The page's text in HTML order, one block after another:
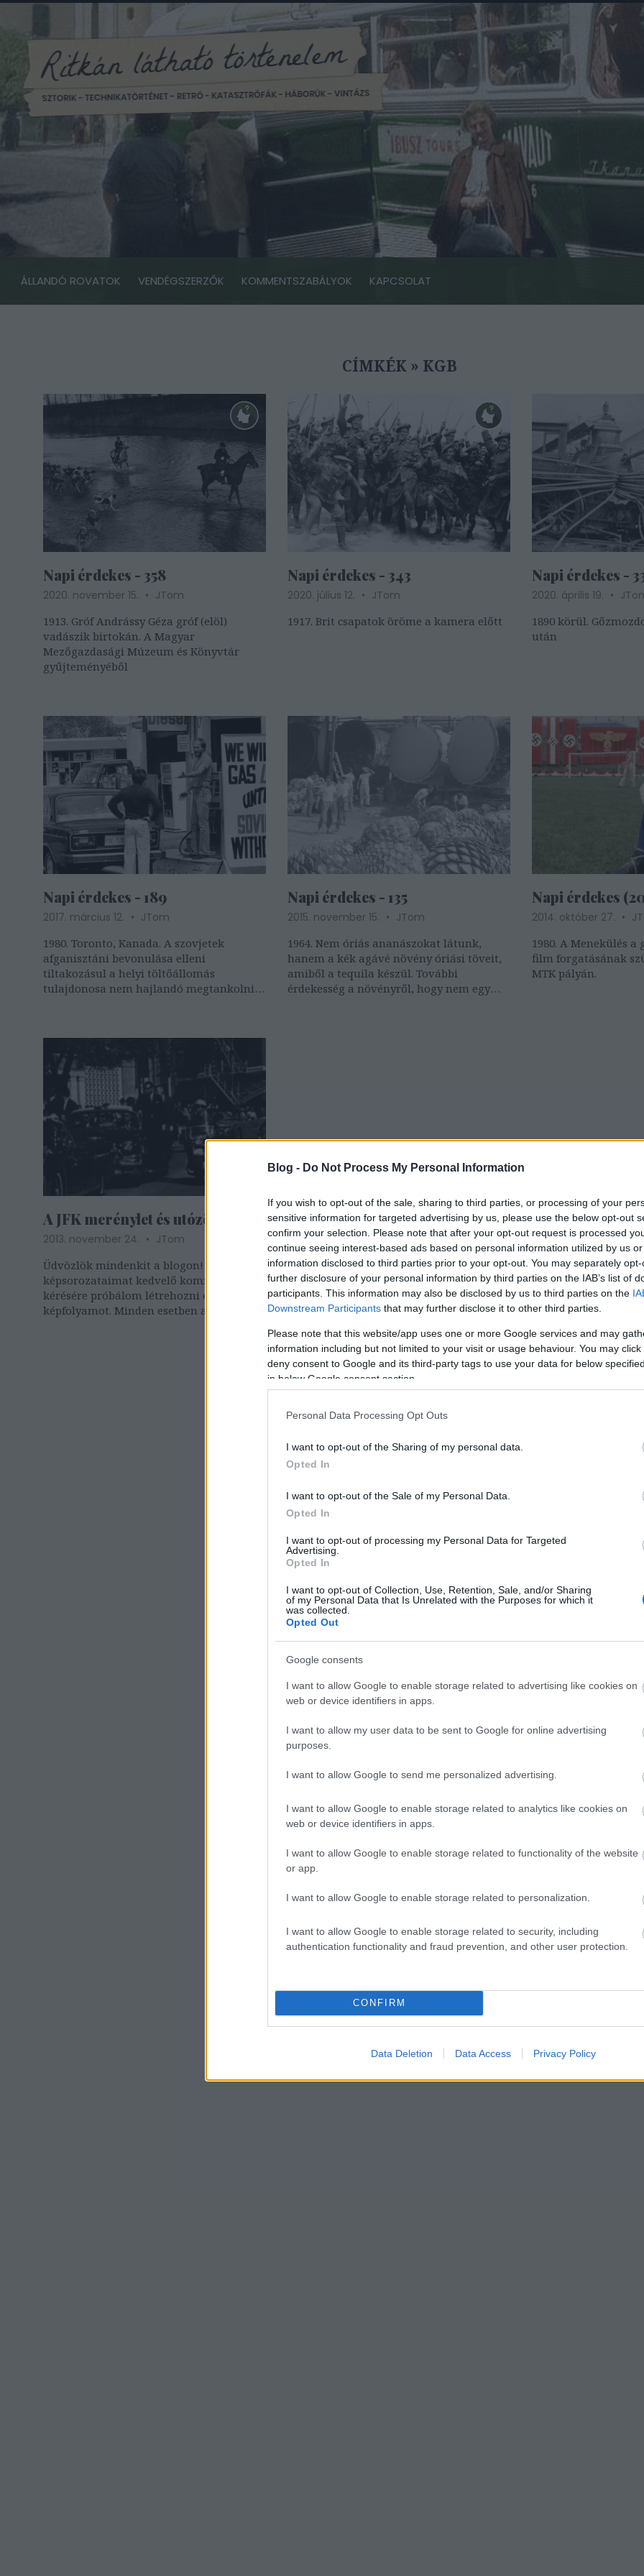
Blog - Do Not Process My Personal Information
If you wish to opt-out of the sale, sharing to third parties, or processing of your
sensitive information for targeted advertising by us, please use the below opt-out
confirm your selection. Please note that after your opt-out request is processed
continue seeing interest-based ads based on personal information utilized by us
information disclosed to third parties prior to your opt-out. You may separately
further disclosure of your personal information by third parties on the IAB’s list of
participants. This information may also be disclosed by us to third parties on the
Downstream Participants that may further disclose it to other third parties.
Please note that this website/app uses one or more Google services and may
information including but not limited to your visit or usage behaviour. You may
deny consent to Google and its third-party tags to use your data for below
in below Google consent section.
Personal Data Processing Opt Outs
I want to opt-out of the Sharing of my personal data.
Opted In
I want to opt-out of the Sale of my Personal Data.
Opted In
I want to opt-out of processing my Personal Data for Targeted
Advertising.
Opted In
I want to opt-out of Collection, Use, Retention, Sale, and/or Sharing
of my Personal Data that Is Unrelated with the Purposes for which it
was collected.
Opted Out
Google consents
I want to allow Google to enable storage related to advertising like cookies on
web or device identifiers in apps.
I want to allow my user data to be sent to Google for online advertising
purposes.
I want to allow Google to send me personalized advertising.
I want to allow Google to enable storage related to analytics like cookies on
web or device identifiers in apps.
I want to allow Google to enable storage related to functionality of the website
or app.
I want to allow Google to enable storage related to personalization.
I want to allow Google to enable storage related to security, including
authentication functionality and fraud prevention, and other user protection.
CONFIRM
Data Deletion Data Access Privacy Policy
ÁLLANDÓ ROVATOK VENDÉGSZERZŐK KOMMENTSZABÁLYOK KAPCSOLAT
CÍMKÉK» KGB
Napi érdekes - 358
2020. november 15.
JTom
1913. Gróf Andrássy Géza gróf (elöl)
vadászik birtokán. A Magyar
Mezőgazdasági Múzeum és Könyvtár
gyűjteményéből
Napi érdekes - 343
2020. július 12.
JTom
1917. Brit csapatok öröme a kamera előtt
Napi érdekes -
2020. április 19.
1890 körül.
után
Napi érdekes - 189
2017. március 12.
JTom
1980. Toronto, Kanada. A szovjetek
afganisztáni bevonulása elleni
tiltakozásul a helyi töltőállomás
tulajdonosa nem hajlandó megtankolni a
Napi érdekes - 135
2015. november 15.
JTom
1964. Nem óriás ananászokat látunk,
hanem a kék agávé növény óriási töveit,
amiből a tequila készül. További
érdekesség a növényről, hogy nem egy
Napi érdekes
2014. október 27.
1980. A Menekülés a
film forgatásának
MTK pályán.
A JFK merénylet és utózöngéi
2013. november 24.
JTom
Üdvözlök mindenkit a blogon! Néhány
képsorozataimat kedvelő kommentelő
kérésére próbálom létrehozni ezt a
képfolyamot. Minden esetben a képek